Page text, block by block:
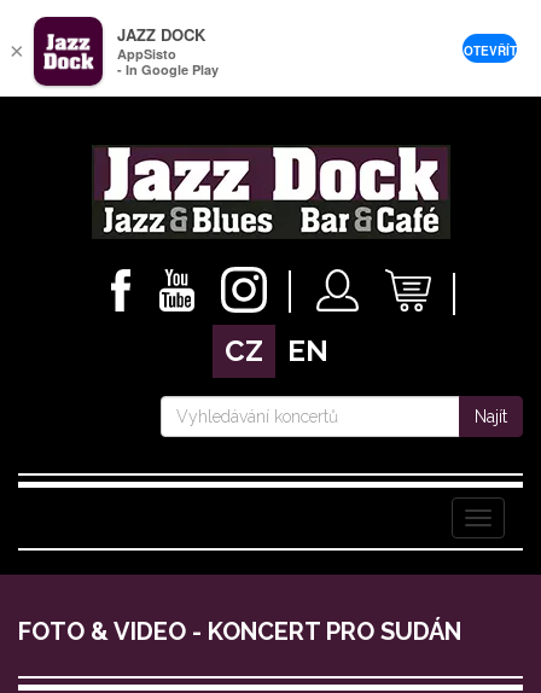
CZ EN
Najít
Menu
FOTO & VIDEO - KONCERT PRO SUDÁN
×
JAZZ DOCK
AppSisto
- In Google Play
OTEVŘÍT